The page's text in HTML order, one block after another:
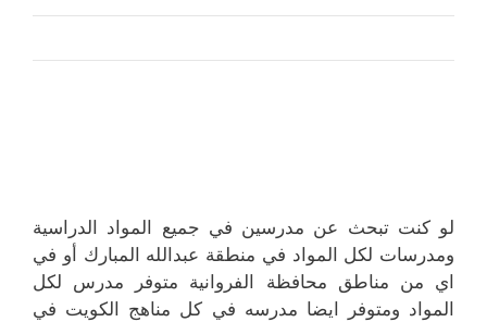
لو كنت تبحث عن مدرسين في جميع المواد الدراسية
ومدرسات لكل المواد في منطقة عبدالله المبارك أو في
اي من مناطق محافظة الفروانية متوفر مدرس لكل
المواد ومتوفر ايضا مدرسه في كل مناهج الكويت في